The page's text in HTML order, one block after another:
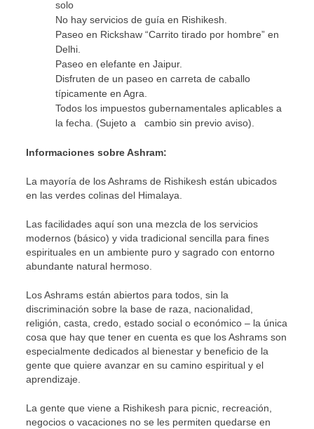
solo
No hay servicios de guía en Rishikesh.
Paseo en Rickshaw “Carrito tirado por hombre” en
Delhi.
Paseo en elefante en Jaipur.
Disfruten de un paseo en carreta de caballo
típicamente en Agra.
Todos los impuestos gubernamentales aplicables a
la fecha. (Sujeto a cambio sin previo aviso).
Informaciones sobre Ashram:
La mayoría de los Ashrams de Rishikesh están ubicados
en las verdes colinas del Himalaya.
Las facilidades aquí son una mezcla de los servicios
modernos (básico) y vida tradicional sencilla para fines
espirituales en un ambiente puro y sagrado con entorno
abundante natural hermoso.
Los Ashrams están abiertos para todos, sin la
discriminación sobre la base de raza, nacionalidad,
religión, casta, credo, estado social o económico – la única
cosa que hay que tener en cuenta es que los Ashrams son
especialmente dedicados al bienestar y beneficio de la
gente que quiere avanzar en su camino espiritual y el
aprendizaje.
La gente que viene a Rishikesh para picnic, recreación,
negocios o vacaciones no se les permiten quedarse en